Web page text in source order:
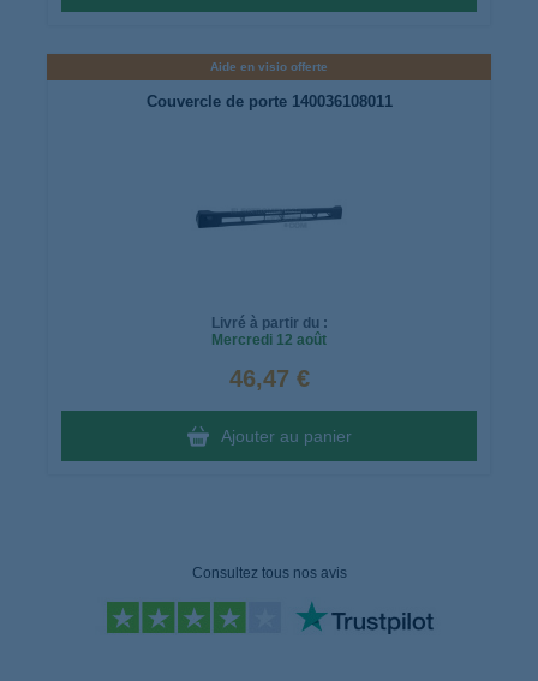
Aide en visio offerte
Couvercle de porte 140036108011
Livré à partir du :
Mercredi 12 août
46,47 €
Ajouter au panier
Consultez tous nos avis